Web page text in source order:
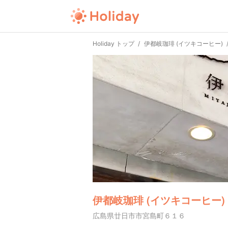
Holiday トップ 伊都岐珈琲 (イツキコーヒー)
伊都岐珈琲 (イツキコーヒー)
広島県廿日市市宮島町６１６